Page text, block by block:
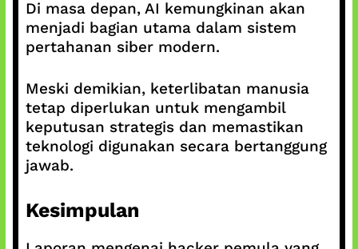
Di masa depan, AI kemungkinan akan
menjadi bagian utama dalam sistem
pertahanan siber modern.
Meski demikian, keterlibatan manusia
tetap diperlukan untuk mengambil
keputusan strategis dan memastikan
teknologi digunakan secara bertanggung
jawab.
Kesimpulan